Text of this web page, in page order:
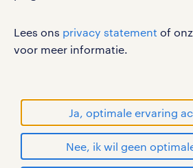
Lees ons privacy statement of
voor meer informatie.
Ja, optimale ervaring
Nee, ik wil geen
werken bij randstad
disclaimer